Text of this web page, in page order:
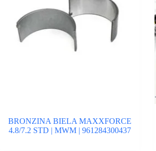
BRONZINA BIELA MAXXFORCE
4.8/7.2 STD | MWM | 961284300437